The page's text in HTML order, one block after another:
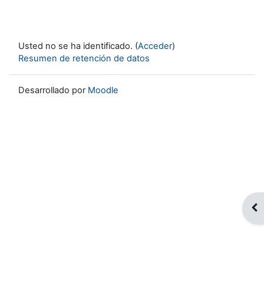
Usted no se ha identificado. (Acceder)
Resumen de retención de datos
Desarrollado por Moodle